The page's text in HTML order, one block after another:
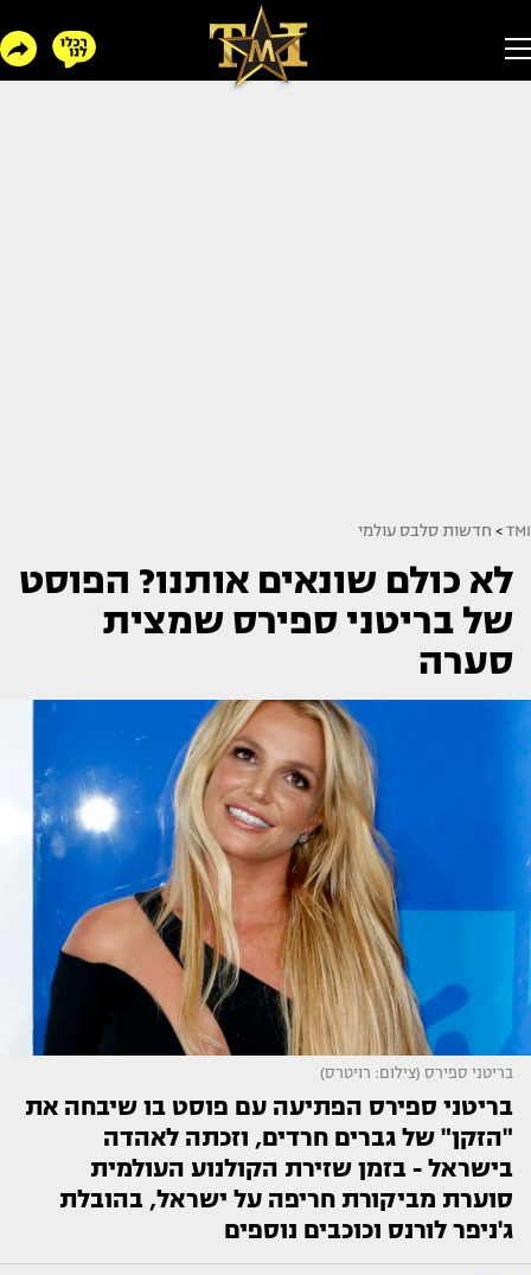
TMI
> חדשות סלבס עולמי
לא כולם שונאים אותנו? הפוסט
של בריטני ספירס שמצית
סערה
בריטני ספירס (צילום: רויטרס)
בריטני ספירס הפתיעה עם פוסט בו שיבחה את
"הזקן" של גברים חרדים, וזכתה לאהדה
בישראל - בזמן שזירת הקולנוע העולמית
סוערת מביקורת חריפה על ישראל, בהובלת
ג'ניפר לורנס וכוכבים נוספים